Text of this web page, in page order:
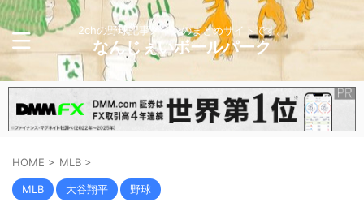
2chの野球記事メインのまとめサイトです。
なんじぇいボールパーク
HOME > MLB >
MLB 大谷翔平 野球